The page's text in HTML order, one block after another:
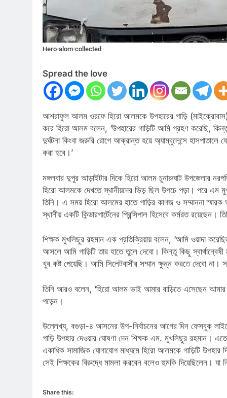
Hero-alom-collected
Spread the love
আশরাফুল আলম ওরফে হিরো আলমকে উপহারের গাড়ি
করে হিরো আলম বলেন, ‘উপহারের গাড়িটি আমি গ্রহণ করেছি,
দুর্ঘটনা কিংবা জরুরি রোগে আক্রান্ত হয়ে অ্যাম্বুলেন্সে হাসপাতালে
করা হবে।’
মঙ্গলবার দুপুর আড়াইটার দিকে হিরো আলম চুনারুঘাট উপজেলার
হিরো আলমকে দেখতে স্থানীয়দের ভিড় ছিল উপচে পড়া। পরে এম
তিনি। এ সময় হিরো আলমের হাতে গাড়ির কাগজ ও সম্মাননা স্মারক
স্থানীয় একটি কিন্ডারগার্টেনের প্রিন্সিপাল হিসেবে কর্মরত
শিক্ষক মুখলিছুর রহমান এক প্রতিক্রিয়ায় বলেন, ‘আমি ওয়াদা
আসলে আমি গাড়িটি তার হাতে তুলে দেবো। কিন্তু কিছু
খুব কষ্ট পেয়েছি। আমি সিলেটবাসীর সম্মান ক্ষুন্ন করতে দেবো না।
তিনি আরও বলেন, ‘হিরো আলম ভাই আমার বাড়িতে এসেছেন
পড়েন।
উল্লেখ্য, বগুড়া-৪ আসনের উপ-নির্বাচনের আগের দিন ফেসবুক
গাড়ি উপহার দেওয়ার ঘোষণা দেন শিক্ষক এম. মুখলিছুর রহমান।
একাধিক সামাজিক যোগাযোগ মাধ্যমে হিরো আলমকে গাড়িটি
সেই শিক্ষকের বিরুদ্ধে মামলা করবেন বলেও হুমকি দিয়েছিলেন।
Share this: